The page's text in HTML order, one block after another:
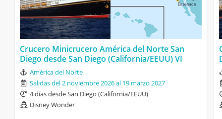
Crucero Minicrucero América del Norte San
Diego desde San Diego (California/EEUU) VI
América del Norte
Salidas del 2 noviembre 2026 al 19 marzo 2027
4 días desde San Diego (California/EEUU)
Disney Wonder